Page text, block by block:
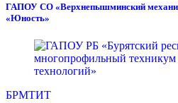
ГАПОУ СО «Верхнепышминский
«Юность»
БРМТИТ